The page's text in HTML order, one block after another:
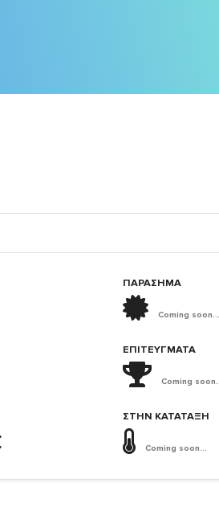
ΠΑΡΑΣΗΜΑ
Coming soon...
ΕΠΙΤΕΎΓΜΑΤΑ
Coming soon...
ΣΤΗΝ ΚΑΤΆΤΑΞΗ
Coming soon...